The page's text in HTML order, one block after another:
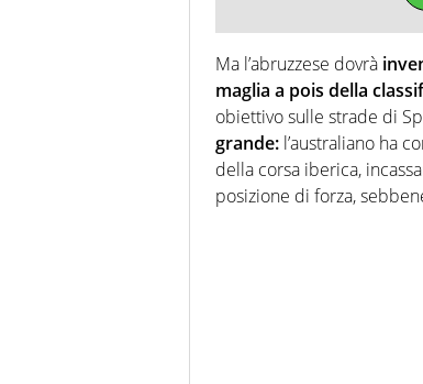
Ma l’abruzzese dovrà
maglia a pois della
obiettivo sulle strade di
grande: l’australiano ha
della corsa iberica,
posizione di forza,